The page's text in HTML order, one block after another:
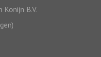
B.V.